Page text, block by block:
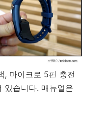
, 마이크로 5핀 충전
있습니다. 매뉴얼은